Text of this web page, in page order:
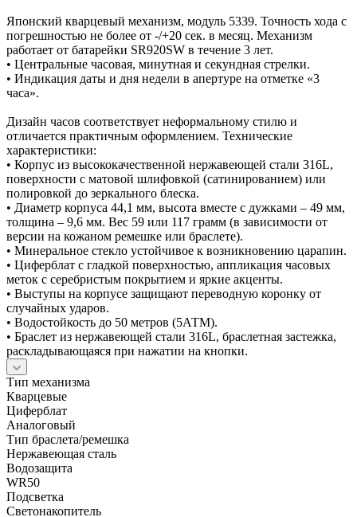
Японский кварцевый механизм, модуль 5339. Точность хода с
погрешностью не более от -/+20 сек. в месяц. Механизм
работает от батарейки SR920SW в течение 3 лет.
• Центральные часовая, минутная и секундная стрелки.
• Индикация даты и дня недели в апертуре на отметке «3
часа».
Дизайн часов соответствует неформальному стилю и
отличается практичным оформлением. Технические
характеристики:
• Корпус из высококачественной нержавеющей стали 316L,
поверхности с матовой шлифовкой (сатинированием) или
полировкой до зеркального блеска.
• Диаметр корпуса 44,1 мм, высота вместе с дужками – 49 мм,
толщина – 9,6 мм. Вес 59 или 117 грамм (в зависимости от
версии на кожаном ремешке или браслете).
• Минеральное стекло устойчивое к возникновению царапин.
• Циферблат с гладкой поверхностью, аппликация часовых
меток с серебристым покрытием и яркие акценты.
• Выступы на корпусе защищают переводную коронку от
случайных ударов.
• Водостойкость до 50 метров (5АТМ).
• Браслет из нержавеющей стали 316L, браслетная застежка,
раскладывающаяся при нажатии на кнопки.
Тип механизма
Кварцевые
Циферблат
Аналоговый
Тип браслета/ремешка
Нержавеющая сталь
Водозащита
WR50
Подсветка
Светонакопитель